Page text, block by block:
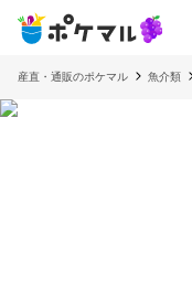
産直・通販のポケマル 魚介類